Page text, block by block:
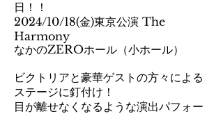
日！！
2024/10/18(金)東京公演 The
Harmony
なかのZEROホール（小ホール）
ビクトリアと豪華ゲストの方々による
ステージに釘付け！
目が離せなくなるような演出パフォー